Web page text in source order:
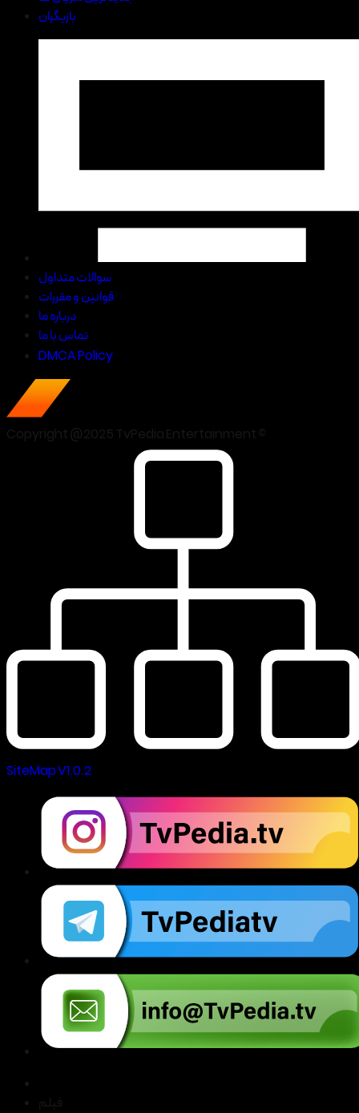
بازیگران
سوالات متداول
قوانین و مقررات
درباره ما
تماس با ما
DMCA Policy
SiteMap V1.0.2